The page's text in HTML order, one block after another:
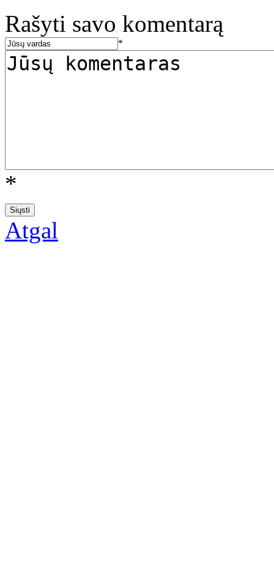
Rašyti savo komentarą
*
*
Atgal